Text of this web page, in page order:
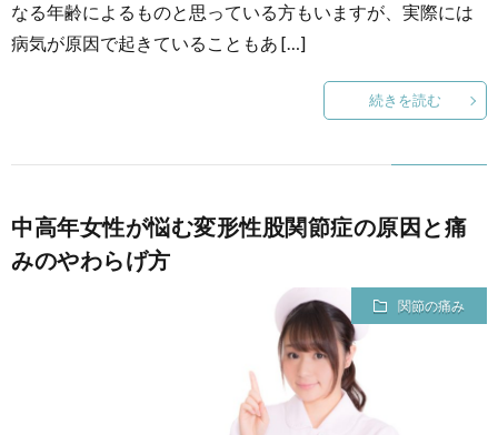
なる年齢によるものと思っている方もいますが、実際には
病気が原因で起きていることもあ […]
続きを読む
中高年女性が悩む変形性股関節症の原因と痛
みのやわらげ方
関節の痛み